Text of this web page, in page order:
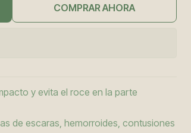
COMPRAR AHORA
y evita el roce en la parte
de escaras, hemorroides, contusiones